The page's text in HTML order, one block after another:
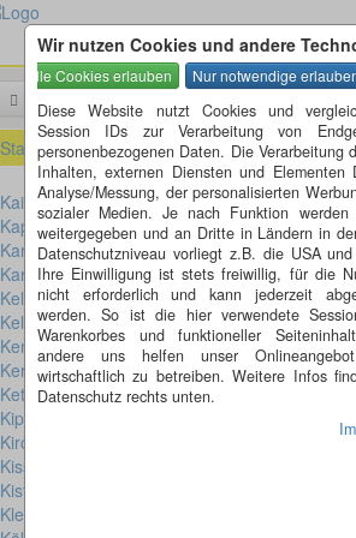
Wir nutzen Cookies und andere
Diese Website nutzt Cookies und
Session IDs zur Verarbeitung von
personenbezogenen Daten. Die Verarbeitung
Inhalten, externen Diensten und Elementen
Analyse/Messung, der personalisierten
sozialer Medien. Je nach Funktion
weitergegeben und an Dritte in Ländern in
Datenschutzniveau vorliegt z.B. die USA
Ihre Einwilligung ist stets freiwillig, für die
nicht erforderlich und kann jederzeit
werden. So ist die hier verwendete
Warenkorbes und funktioneller
andere uns helfen unser
wirtschaftlich zu betreiben. Weitere Infos
Datenschutz rechts unten.
Startseite » Bayern (BY) » Georgensgmünd
Kaiserslautern (RP) (1)
Kapfenburg (BW) (1)
Karlsdorf-Neuthard (BW) (1)
Karlsruhe (BW) (2)
Kelkeim (HE) (1)
Kelsterbach (HE) (2)
Kenzingen (BW) (1)
Kernen (BW) (3)
Ketsch (BW) (2)
Kippenheim (BW) (1)
Kirchberg (RP) (1)
Kissing (BY) (1)
Kist (BW) (1)
Kleinsteinbach (BW)